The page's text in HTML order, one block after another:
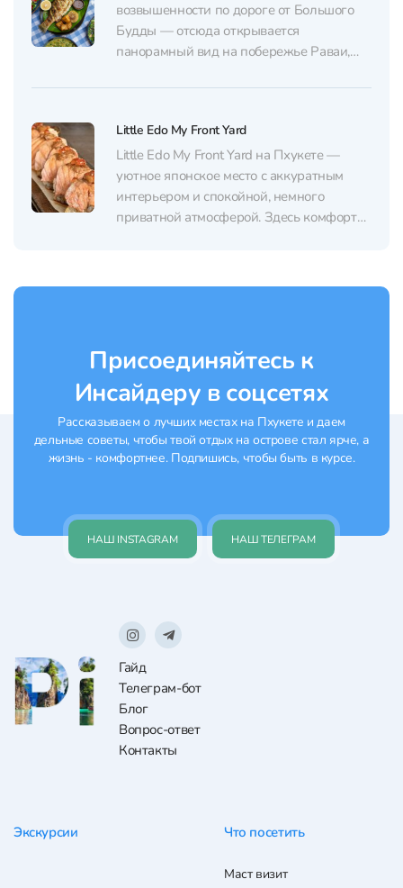
возвышенности по дороге от Большого
Будды — отсюда открывается
панорамный вид на побережье Раваи,
подходит для заката: просторная посадка
ужин в спокойное созерцание острова.
Кухня — греческо‑средиземноморская с
широким меню: здесь берут гирос,...
Little Edo My Front Yard
Little Edo My Front Yard на Пхукете —
уютное японское место с аккуратным
интерьером и спокойной, немного
приватной атмосферой. Здесь комфортно
Присоединяйтесь к
Инсайдеру в соцсетях
Рассказываем о лучших местах на Пхукете и даем
дельные советы, чтобы твой отдых на острове стал ярче, а
жизнь - комфортнее. Подпишись, чтобы быть в курсе.
НАШ INSTAGRAM НАШ ТЕЛЕГРАМ
Гайд
Телеграм-бот
Блог
Вопрос-ответ
Контакты
Экскурсии Что посетить
Маст визит